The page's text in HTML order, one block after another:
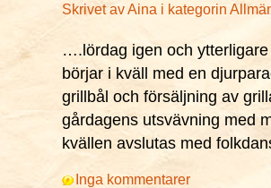
Skrivet avAina i kategorin
….lördag igen och
börjar i kväll med en
grillbål och försäljning av
gårdagens utsvävning med
kvällen avslutas med
Inga kommentarer